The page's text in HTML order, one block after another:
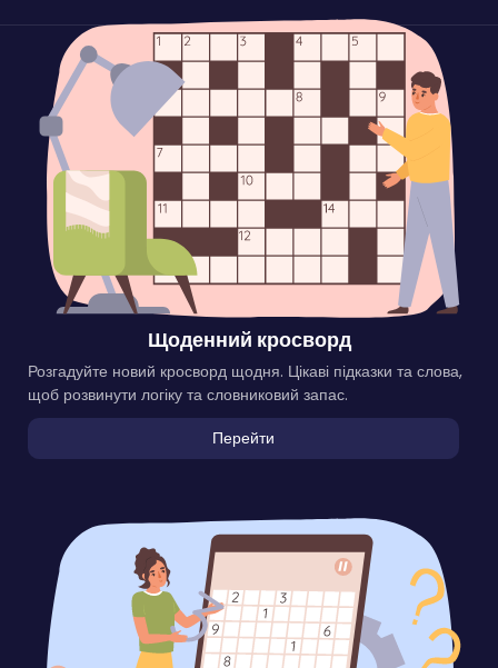
Щоденний кросворд
Розгадуйте новий кросворд щодня. Цікаві підказки та слова,
щоб розвинути логіку та словниковий запас.
Перейти